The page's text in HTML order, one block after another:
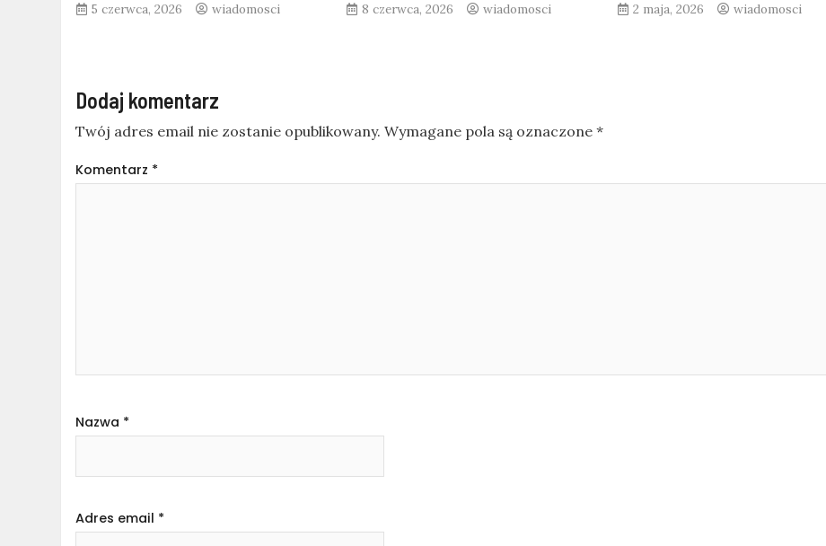
5 czerwca, 2026 wiadomosci 8 czerwca, 2026 wiadomosci 2 maja, 2026 wiadomosci
Dodaj komentarz
Twój adres email nie zostanie opublikowany. Wymagane pola są oznaczone*
Komentarz *
Nazwa *
Adres email *